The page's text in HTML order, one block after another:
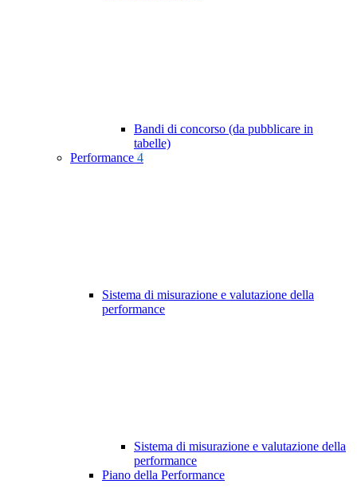
Bandi di concorso (da pubblicare in
tabelle)
Performance 4
Sistema di misurazione e valutazione della
performance
Sistema di misurazione e valutazione della
performance
Piano della Performance